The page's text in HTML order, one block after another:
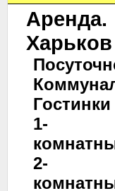
Аренда.
Харьков
Гостинки
1-
2-